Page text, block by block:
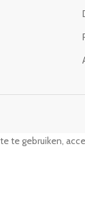
te gebruiken,